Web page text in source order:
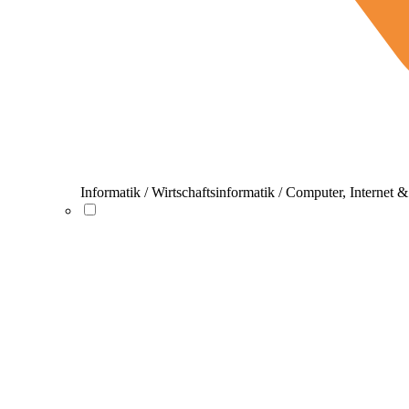
Informatik / Wirtschaftsinformatik / Computer, Internet